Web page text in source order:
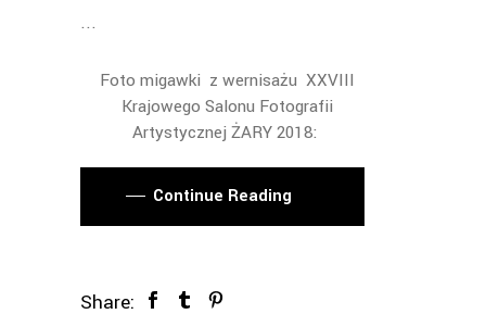
Foto migawki z wernisażu XXVIII
Krajowego Salonu Fotografii
Artystycznej ŻARY 2018:
Continue Reading
Share: